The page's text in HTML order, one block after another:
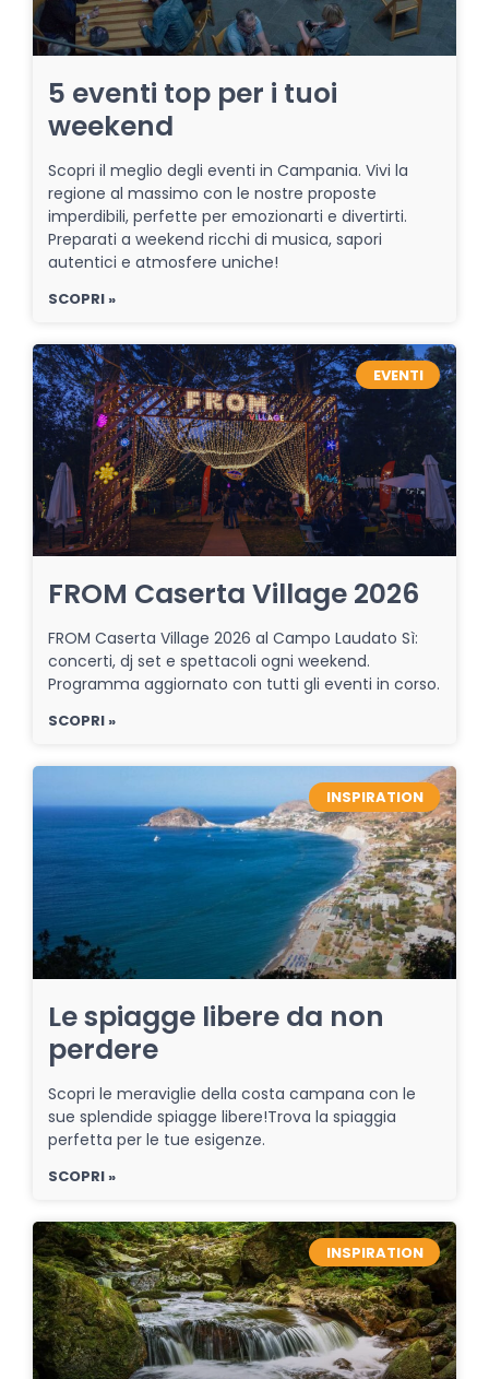
5 eventi top per i tuoi
weekend
Scopri il meglio degli eventi in Campania. Vivi la
regione al massimo con le nostre proposte
imperdibili, perfette per emozionarti e divertirti.
Preparati a weekend ricchi di musica, sapori
autentici e atmosfere uniche!
SCOPRI »
EVENTI
FROM Caserta Village 2026
FROM Caserta Village 2026 al Campo Laudato Sì:
concerti, dj set e spettacoli ogni weekend.
Programma aggiornato con tutti gli eventi in corso.
SCOPRI »
INSPIRATION
Le spiagge libere da non
perdere
Scopri le meraviglie della costa campana con le
sue splendide spiagge libere!Trova la spiaggia
perfetta per le tue esigenze.
SCOPRI »
INSPIRATION